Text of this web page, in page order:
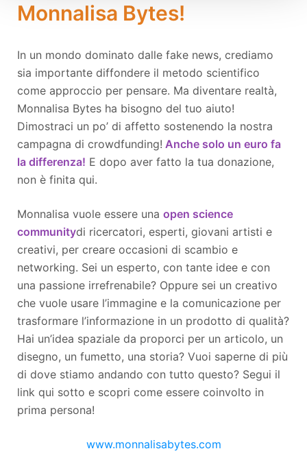
Monnalisa Bytes!
In un mondo dominato dalle fake news, crediamo
sia importante diffondere il metodo scientifico
come approccio per pensare. Ma diventare realtà,
Monnalisa Bytes ha bisogno del tuo aiuto!
Dimostraci un po’ di affetto sostenendo la nostra
campagna di crowdfunding! Anche solo un euro fa
la differenza! E dopo aver fatto la tua donazione,
non è finita qui.
Monnalisa vuole essere una open science
communitydi ricercatori, esperti, giovani artisti e
creativi, per creare occasioni di scambio e
networking. Sei un esperto, con tante idee e con
una passione irrefrenabile? Oppure sei un creativo
che vuole usare l’immagine e la comunicazione per
trasformare l’informazione in un prodotto di qualità?
Hai un’idea spaziale da proporci per un articolo, un
disegno, un fumetto, una storia? Vuoi saperne di più
di dove stiamo andando con tutto questo? Segui il
link qui sotto e scopri come essere coinvolto in
prima persona!
www.monnalisabytes.com